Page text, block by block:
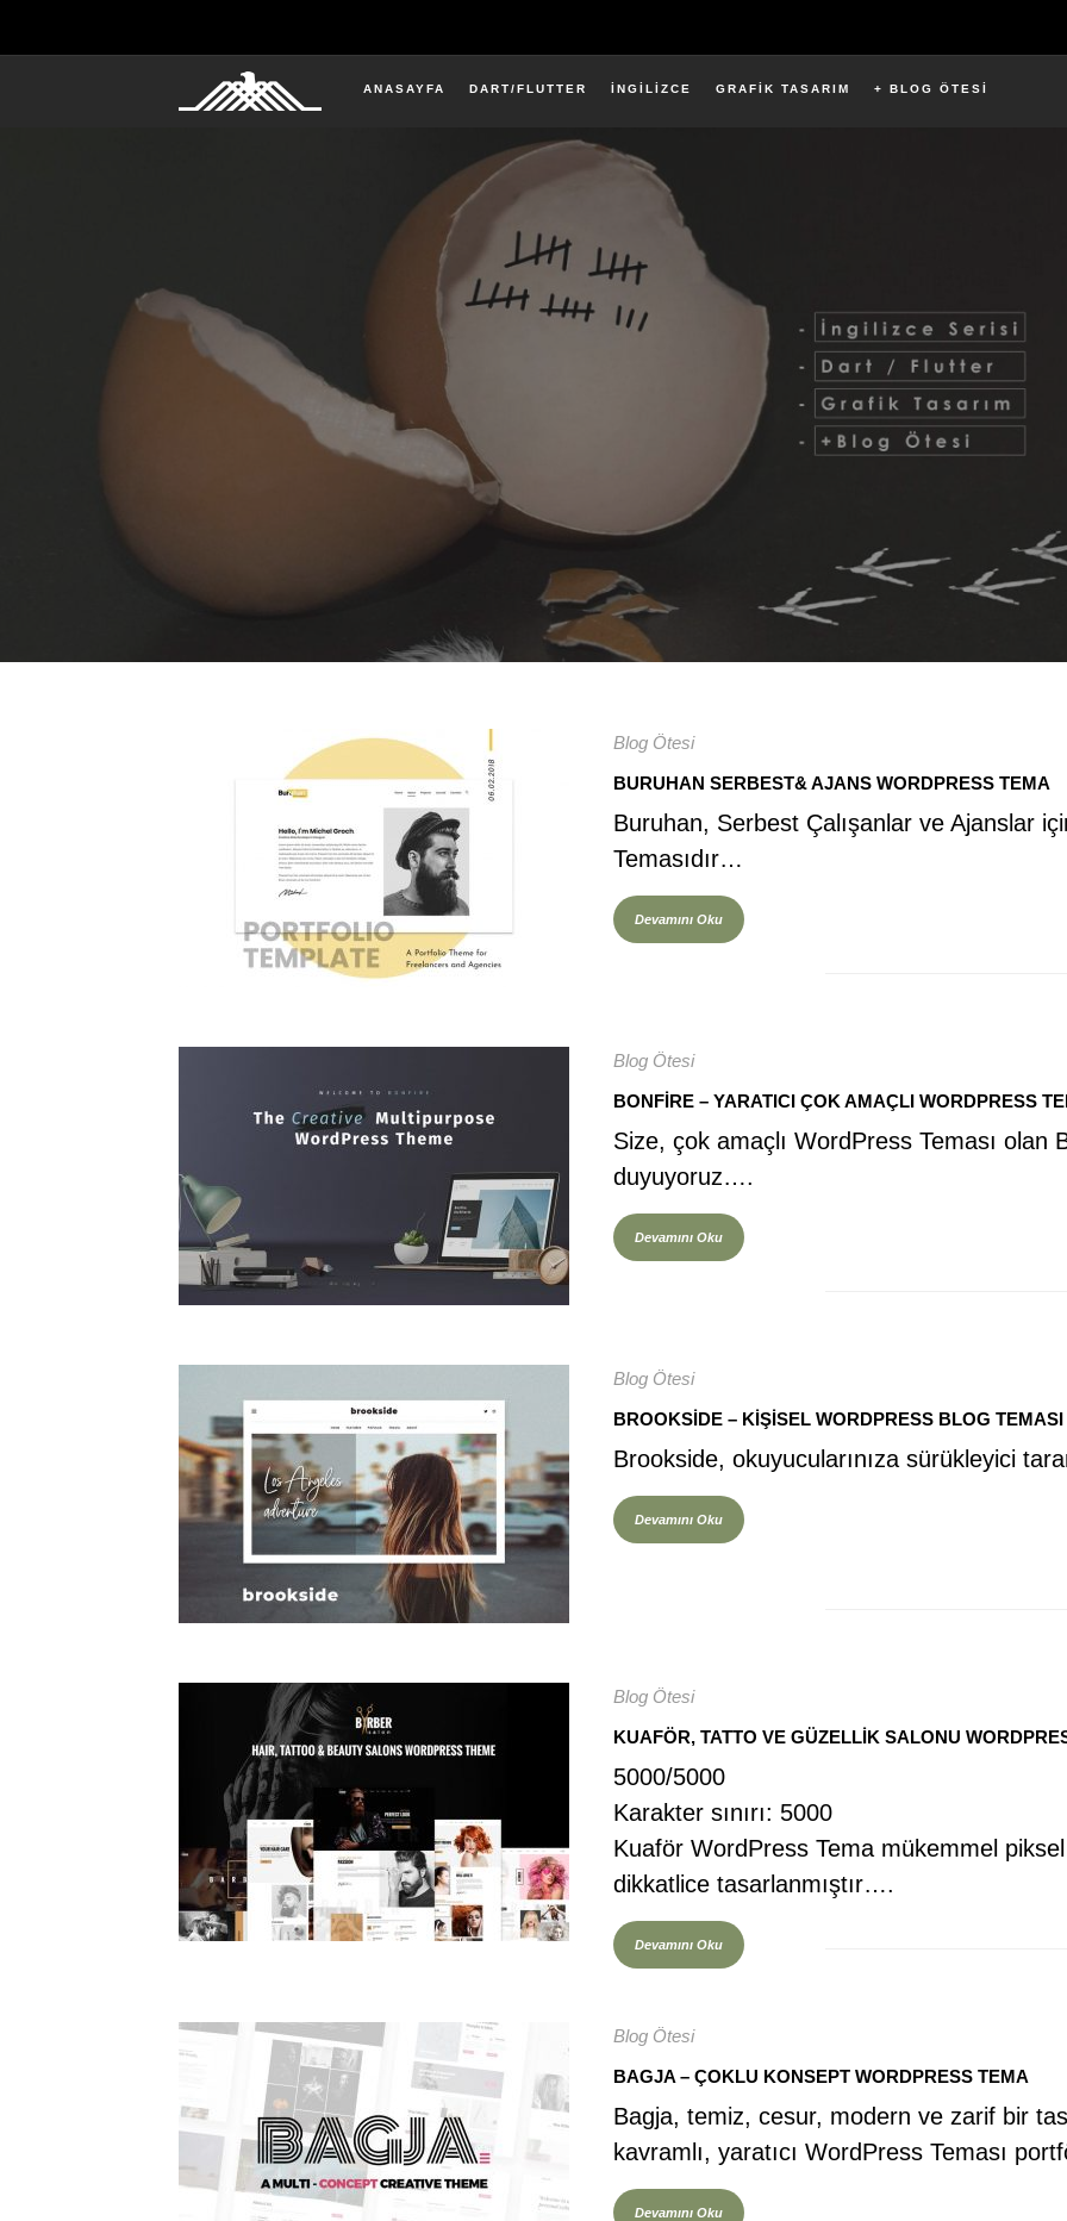
ANASAYFA DART/FLUTTER İNGİLİZCE GRAFİK TASARIM + BLOG ÖTESİ
Blog Ötesi
BURUHAN SERBEST& AJANS WORDPRESS TEMA
Buruhan, Serbest Çalışanlar ve Ajanslar
Temasıdır…
Devamını Oku
Blog Ötesi
BONFIRE – YARATICI ÇOK AMAÇLI WORDPRESS
Size, çok amaçlı WordPress Teması olan
duyuyoruz….
Devamını Oku
1441
Blog Ötesi
BROOKSIDE – KIŞISEL WORDPRESS BLOG TEMASI
Brookside, okuyucularınıza sürükleyici
Devamını Oku
82
Blog Ötesi
KUAFÖR, TATTO VE GÜZELLIK SALONU
5000/5000
Karakter sınırı: 5000
Kuaför WordPress Tema mükemmel
dikkatlice tasarlanmıştır….
Devamını Oku
2930
Blog Ötesi
BAGJA – ÇOKLU KONSEPT WORDPRESS TEMA
Bagja, temiz, cesur, modern ve zarif bir
kavramlı, yaratıcı WordPress Teması
Devamını Oku
77 3060
74 1504